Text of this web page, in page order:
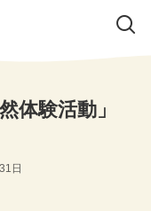
体験活動」
日